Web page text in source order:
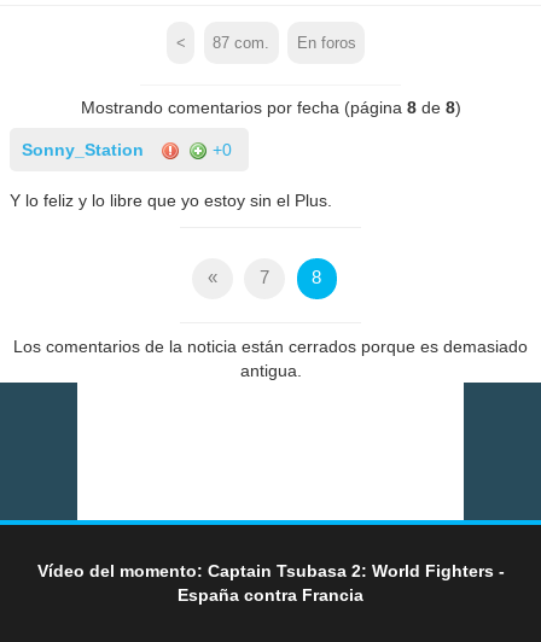
< 87 com. En foros
Mostrando comentarios por fecha (página 8de 8)
Sonny_Station +0
Y lo feliz y lo libre que yo estoy sin el Plus.
« 7 8
Los comentarios de la noticia están cerrados porque es demasiado
antigua.
Vídeo del momento: Captain Tsubasa 2: World Fighters -
España contra Francia